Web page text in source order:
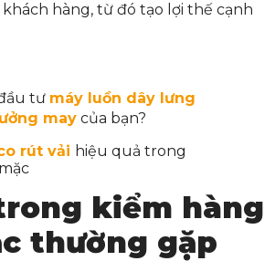
hàng, từ đó tạo lợi thế cạnh
tư máy luồn dây lưng
may của bạn?
rút vải hiệu quả trong
kiểm hàng
thường gặp